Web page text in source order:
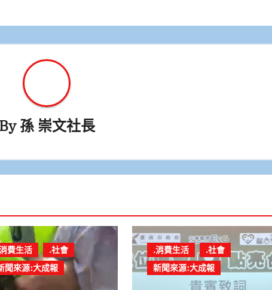
By孫 崇文社長
費生活
.社會
聞來源:大成報
.消費生活
.社會
新聞來源:大成報